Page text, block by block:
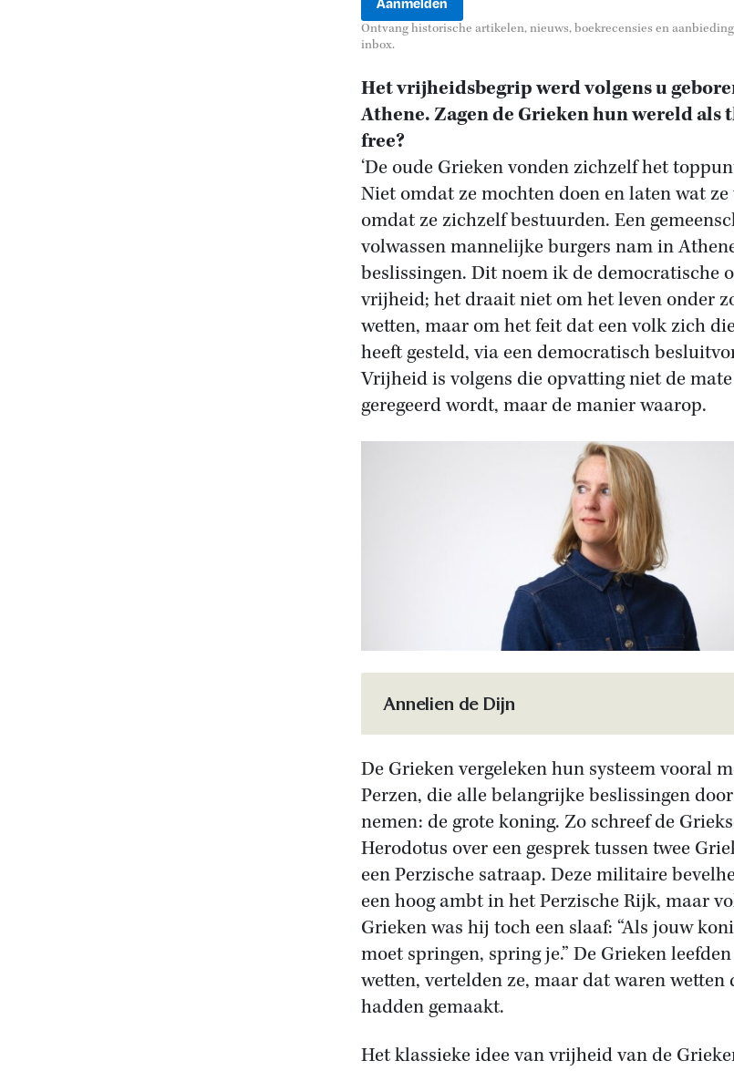
Ontvang historische artikelen, nieuws, boekrecensies en
inbox.
Het vrijheidsbegrip werd volgens u
Athene. Zagen de Grieken hun wereld als
free?
‘De oude Grieken vonden zichzelf het
Niet omdat ze mochten doen en laten wat
omdat ze zichzelf bestuurden. Een
volwassen mannelijke burgers nam in
beslissingen. Dit noem ik de democratische
vrijheid; het draait niet om het leven onder
wetten, maar om het feit dat een volk zich
heeft gesteld, via een democratisch
Vrijheid is volgens die opvatting niet de
geregeerd wordt, maar de manier waarop.
Annelien de Dijn
De Grieken vergeleken hun systeem vooral
Perzen, die alle belangrijke beslissingen
nemen: de grote koning. Zo schreef de
Herodotus over een gesprek tussen twee
een Perzische satraap. Deze militaire
een hoog ambt in het Perzische Rijk, maar
Grieken was hij toch een slaaf: “Als jouw
moet springen, spring je.” De Grieken
wetten, vertelden ze, maar dat waren wetten
hadden gemaakt.
Het klassieke idee van vrijheid van de